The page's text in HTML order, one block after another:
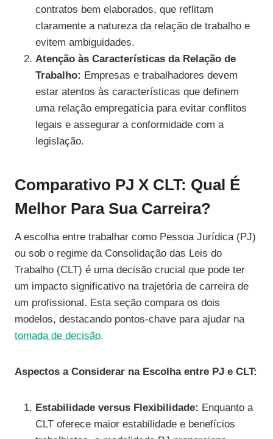
contratos bem elaborados, que reflitam
claramente a natureza da relação de trabalho e
evitem ambiguidades.
Atenção às Características da Relação de
Trabalho: Empresas e trabalhadores devem
estar atentos às características que definem
uma relação empregatícia para evitar conflitos
legais e assegurar a conformidade com a
legislação.
Comparativo PJ X CLT: Qual É
Melhor Para Sua Carreira?
A escolha entre trabalhar como Pessoa Jurídica (PJ)
ou sob o regime da Consolidação das Leis do
Trabalho (CLT) é uma decisão crucial que pode ter
um impacto significativo na trajetória de carreira de
um profissional. Esta seção compara os dois
modelos, destacando pontos-chave para ajudar na
tomada de decisão.
Aspectos a Considerar na Escolha entre PJ e CLT:
Estabilidade versus Flexibilidade: Enquanto a
CLT oferece maior estabilidade e benefícios